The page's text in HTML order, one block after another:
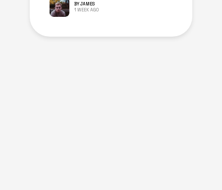
BY JAMES
1 WEEK AGO